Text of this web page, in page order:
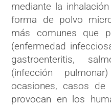
mediante la
forma de polvo
más comunes que
(enfermedad
gastroenteritis,
(infección
ocasiones, casos de
provocan en los